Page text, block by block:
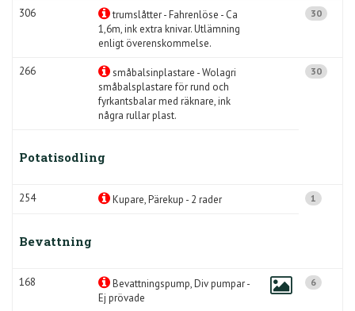
306
trumslåtter - Fahrenlöse - Ca
1,6m, ink extra knivar. Utlämning
enligt överenskommelse.
30
266
småbalsinplastare - Wolagri
småbalsplastare för rund och
fyrkantsbalar med räknare, ink
några rullar plast.
30
Potatisodling
254 Kupare, Pärekup - 2 rader 1
Bevattning
168
Bevattningspump, Div pumpar -
Ej prövade
6